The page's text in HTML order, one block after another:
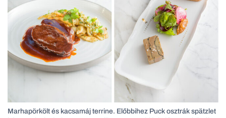
Marhapörkölt és kacsamáj terrine. Előbbihez Puck osztrák spätzlet